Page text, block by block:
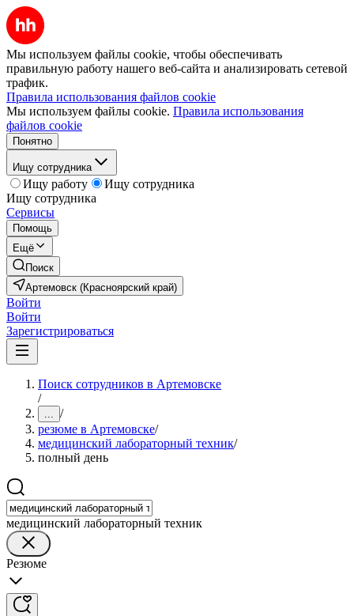
Мы используем файлы cookie, чтобы обеспечивать
правильную работу нашего веб-сайта и анализировать сетевой
трафик.
Правила использования файлов cookie
Мы используем файлы cookie. Правила использования
файлов cookie
Понятно
Ищу сотрудника
Ищу работу
Ищу сотрудника
Ищу сотрудника
Сервисы
Помощь
Ещё
Поиск
Артемовск (Красноярский край)
Войти
Войти
Зарегистрироваться
Поиск сотрудников в Артемовске
/
... /
резюме в Артемовске/
медицинский лабораторный техник/
полный день
медицинский лабораторный техник
Резюме